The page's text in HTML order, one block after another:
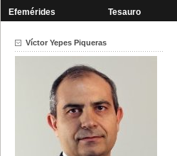
Efemérides
Tesauro
Víctor Yepes Piqueras